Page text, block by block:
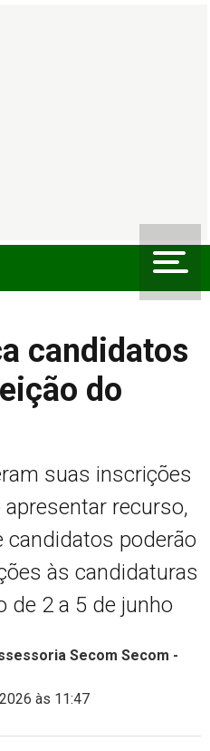
candidatos
do
suas inscrições
recurso,
candidatos poderão
às candidaturas
de 2 a 5 de junho
Secom Secom -
às 11:47